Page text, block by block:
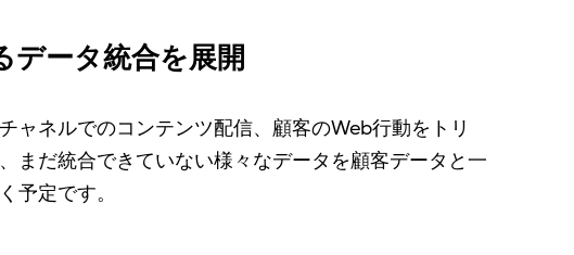
データ統合を展開
ャネルでのコンテンツ配信、顧客のWeb行動をトリ
まだ統合できていない様々なデータを顧客データと一
予定です。